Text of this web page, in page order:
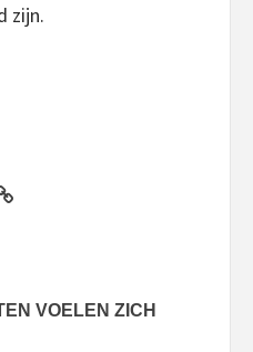
zijn.
VOELEN ZICH